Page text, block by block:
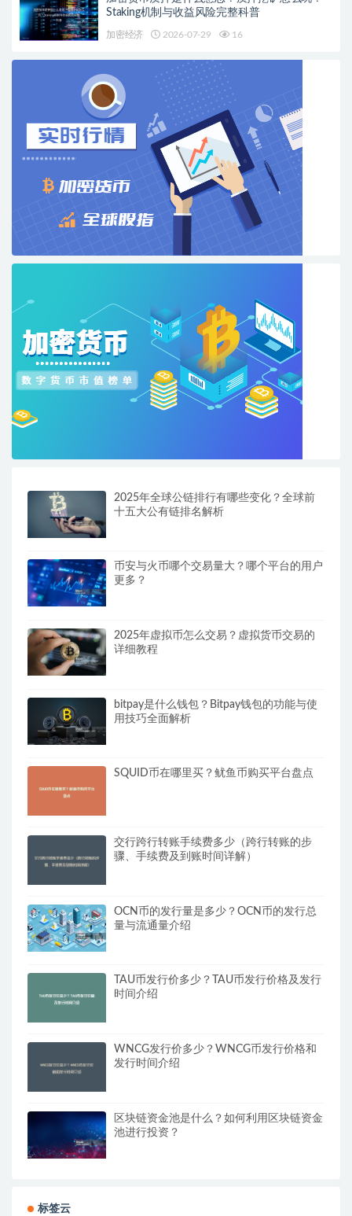
Staking机制与收益风险完整科普
加密经济 2026-07-29 16
2025年全球公链排行有哪些变化？全球前
十五大公有链排名解析
币安与火币哪个交易量大？哪个平台的用户
更多？
2025年虚拟币怎么交易？虚拟货币交易的
详细教程
bitpay是什么钱包？Bitpay钱包的功能与使
用技巧全面解析
SQUID币在哪里买？鱿鱼币购买平台盘点
交行跨行转账手续费多少（跨行转账的步
骤、手续费及到账时间详解）
OCN币的发行量是多少？OCN币的发行总
量与流通量介绍
TAU币发行价多少？TAU币发行价格及发行
时间介绍
WNCG发行价多少？WNCG币发行价格和
发行时间介绍
区块链资金池是什么？如何利用区块链资金
池进行投资？
标签云